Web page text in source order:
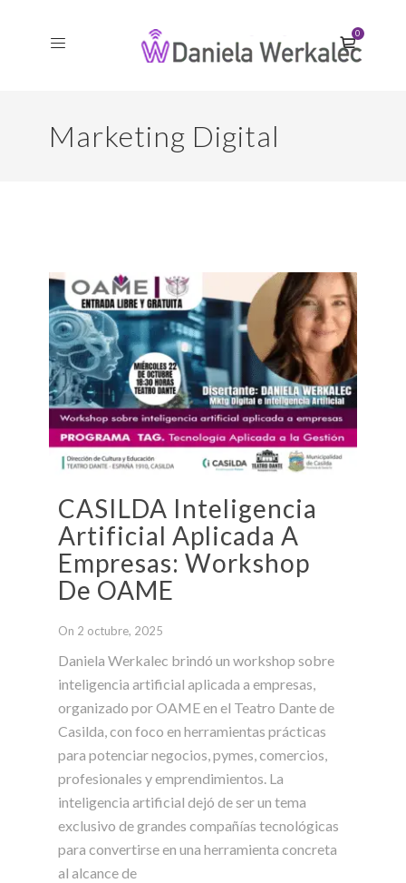
0
Marketing Digital
CASILDA Inteligencia
Artificial Aplicada A
Empresas: Workshop
De OAME
On 2 octubre, 2025
Daniela Werkalec brindó un workshop sobre
inteligencia artificial aplicada a empresas,
organizado por OAME en el Teatro Dante de
Casilda, con foco en herramientas prácticas
para potenciar negocios, pymes, comercios,
profesionales y emprendimientos. La
inteligencia artificial dejó de ser un tema
exclusivo de grandes compañías tecnológicas
para convertirse en una herramienta concreta
al alcance de